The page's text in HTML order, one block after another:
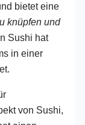
bietet eine
knüpfen und
Sushi hat
in einer
von Sushi,